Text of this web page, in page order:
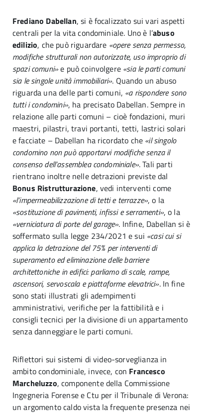
Frediano Dabellan, si è focalizzato sui vari aspetti
centrali per la vita condominiale. Uno è l’abuso
edilizio, che può riguardare «opere senza permesso,
modifiche strutturali non autorizzate, uso improprio di
spazi comuni»e può coinvolgere «sia le parti comuni
sia le singole unità immobiliari». Quando un abuso
riguarda una delle parti comuni, «a rispondere sono
tutti i condomini», ha precisato Dabellan. Sempre in
relazione alle parti comuni – cioè fondazioni, muri
maestri, pilastri, travi portanti, tetti, lastrici solari
e facciate – Dabellan ha ricordato che «il singolo
condomino non può apportarvi modifiche senza il
consenso dell’assemblea condominiale». Tali parti
rientrano inoltre nelle detrazioni previste dal
Bonus Ristrutturazione, vedi interventi come
«l’impermeabilizzazione di tetti e terrazze», o la
«sostituzione di pavimenti, infissi e serramenti», o la
«verniciatura di porte del garage». Infine, Dabellan si è
soffermato sulla legge 234/2021 e sui «casi cui si
applica la detrazione del 75% per interventi di
superamento ed eliminazione delle barriere
architettoniche in edifici: parliamo di scale, rampe,
ascensori, servoscala e piattaforme elevatrici». In fine
sono stati illustrati gli adempimenti
amministrativi, verifiche per la fattibilità e i
consigli tecnici per la divisione di un appartamento
senza danneggiare le parti comuni.
Riflettori sui sistemi di video-sorveglianza in
ambito condominiale, invece, con Francesco
Marcheluzzo, componente della Commissione
Ingegneria Forense e Ctu per il Tribunale di Verona:
un argomento caldo vista la frequente presenza nei